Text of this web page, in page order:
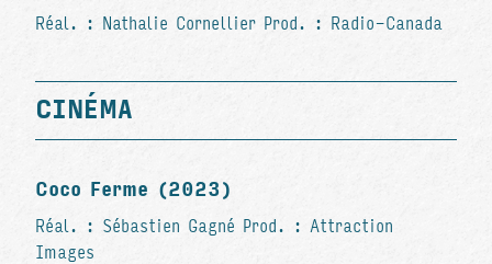
Réal. : Nathalie Cornellier Prod. : Radio-Canada
CINÉMA
Coco Ferme (2023)
Réal. : Sébastien Gagné Prod. : Attraction
Images